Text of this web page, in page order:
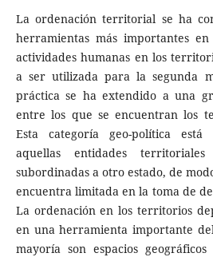
La ordenación territorial se ha
herramientas más importantes
actividades humanas en los
a ser utilizada para la segunda
práctica se ha extendido a una
entre los que se encuentran los
Esta categoría geo-política
aquellas entidades
subordinadas a otro estado, de
encuentra limitada en la toma de
La ordenación en los territorios
en una herramienta importante
mayoría son espacios